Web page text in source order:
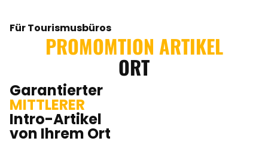
Für Tourismusbüros
PROMOMTION ARTIKEL
ORT
Garantierter
MITTLERER
Intro-Artikel
von Ihrem Ort